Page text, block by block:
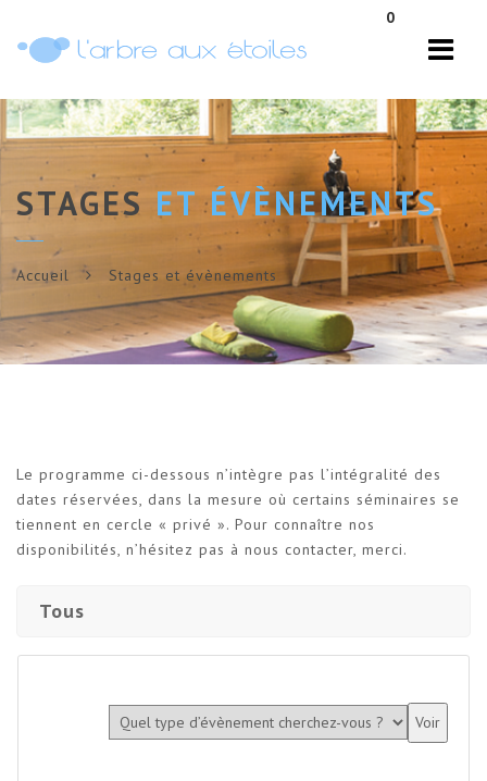
0
STAGES ET ÉVÈNEMENTS
Accueil Stages et évènements
Le programme ci-dessous n’intègre pas l’intégralité des
dates réservées, dans la mesure où certains séminaires se
tiennent en cercle « privé ». Pour connaître nos
disponibilités, n’hésitez pas à nous contacter, merci.
Tous